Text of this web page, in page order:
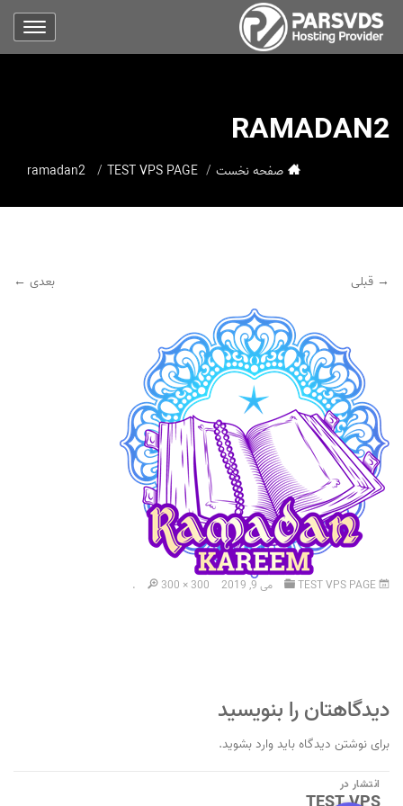
RAMADAN2
صفحه نخست TEST VPS PAGE
→ قبلی بعدی ←
TEST VPS PAGE می 9, 2019 300 × 300
.
دیدگاهتان را بنویسید
برای نوشتن دیدگاه بایدوارد بشوید.
راهبری
انتشار در